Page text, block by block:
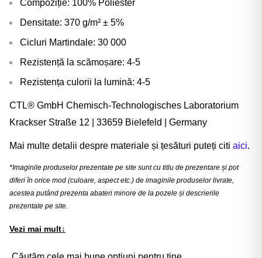
Compoziție: 100% Poliester
Densitate: 370 g/m² ± 5%
Cicluri Martindale: 30 000
Rezistență la scămoșare: 4-5
Rezistența culorii la lumină: 4-5
CTL® GmbH Chemisch-Technologisches Laboratorium
Krackser Straße 12 | 33659 Bielefeld | Germany
Mai multe detalii despre materiale și țesături puteți citi aici.
*Imaginile produselor prezentate pe site sunt cu titlu de prezentare și pot
diferi în orice mod (culoare, aspect etc.) de imaginile produselor livrate,
acestea putând prezenta abateri minore de la pozele și descrierile
prezentate pe site.
Vezi mai mult↓